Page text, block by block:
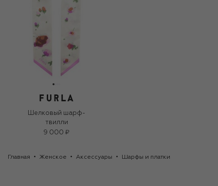
Шелковый шарф-
твилли
9 000 ₽
Главная Женское Аксессуары Шарфы и платки